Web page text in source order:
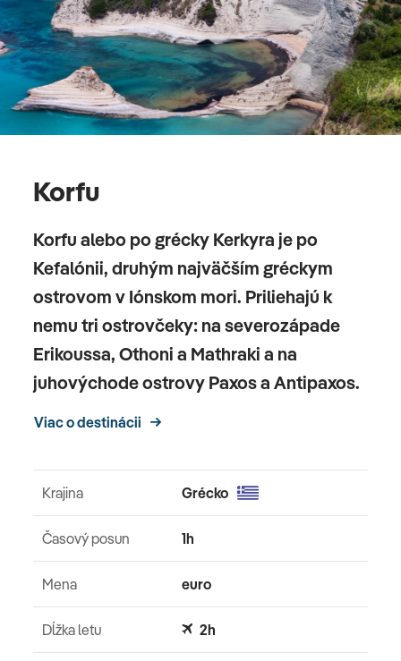
Korfu
Korfu alebo po grécky Kerkyra je po
Kefalónii, druhým najväčším gréckym
ostrovom v Iónskom mori. Priliehajú k
nemu tri ostrovčeky: na severozápade
Erikoussa, Othoni a Mathraki a na
juhovýchode ostrovy Paxos a Antipaxos.
Viac o destinácii
Krajina Grécko
Časový posun 1h
Mena euro
Dĺžka letu 2h